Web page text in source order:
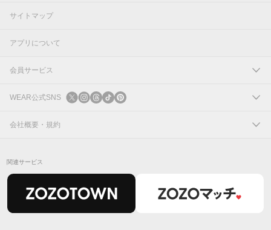
サイトマップ
アプリについて
会員サービス
ログイン
新規会員登録
WEAR公式SNS
X
会社概要・規約
関連サービス